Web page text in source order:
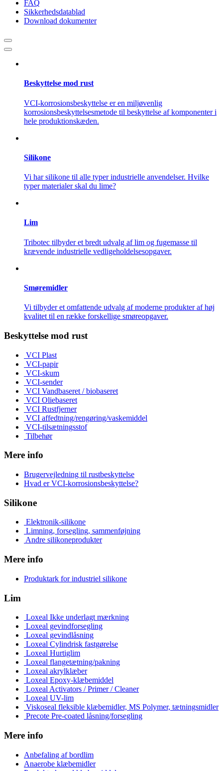
FAQ
Sikkerhedsdatablad
Download dokumenter
Beskyttelse mod rust
VCI-korrosionsbeskyttelse er en miljøvenlig
korrosionsbeskyttelsesmetode til beskyttelse af komponenter i
hele produktionskæden.
Silikone
Vi har silikone til alle typer industrielle anvendelser. Hvilke
typer materialer skal du lime?
Lim
Tribotec tilbyder et bredt udvalg af lim og fugemasse til
krævende industrielle vedligeholdelsesopgaver.
Smøremidler
Vi tilbyder et omfattende udvalg af moderne produkter af høj
kvalitet til en række forskellige smøreopgaver.
Beskyttelse mod rust
VCI Plast
VCI-papir
VCI-skum
VCI-sender
VCI Vandbaseret / biobaseret
VCI Oliebaseret
VCI Rustfjerner
VCI affedtning/rengøring/vaskemiddel
VCI-tilsætningsstof
Tilbehør
Mere info
Brugervejledning til rustbeskyttelse
Hvad er VCI-korrosionsbeskyttelse?
Silikone
Elektronik-silikone
Limning, forsegling, sammenføjning
Andre silikoneprodukter
Mere info
Produktark for industriel silikone
Lim
Loxeal Ikke underlagt mærkning
Loxeal gevindforsegling
Loxeal gevindlåsning
Loxeal Cylindrisk fastgørelse
Loxeal Hurtiglim
Loxeal flangetætning/pakning
Loxeal akrylklæber
Loxeal Epoxy-klæbemiddel
Loxeal Activators / Primer / Cleaner
Loxeal UV-lim
Viskoseal fleksible klæbemidler, MS Polymer, tætningsmidler
Precote Pre-coated låsning/forsegling
Mere info
Anbefaling af bordlim
Anaerobe klæbemidler